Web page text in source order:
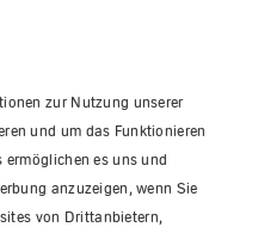
zur Nutzung unserer
und um das Funktionieren
ermöglichen es uns und
anzuzeigen, wenn Sie
von Drittanbietern,